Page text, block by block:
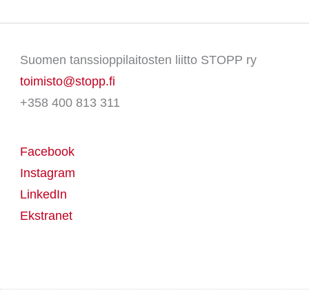
Suomen tanssioppilaitosten liitto STOPP ry
toimisto@stopp.fi
+358 400 813 311
Facebook
Instagram
LinkedIn
Ekstranet